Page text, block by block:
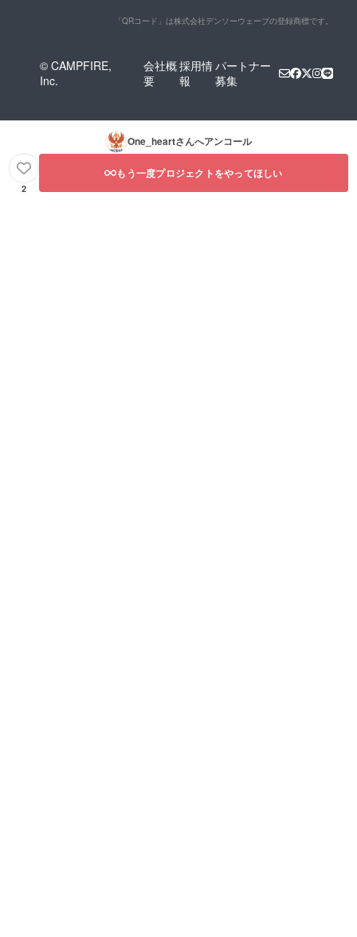
「QRコード」は株式会社デンソーウェーブの登録商標です。
© CAMPFIRE,
Inc.
会社概
要
採用情
報
パートナー
募集
One_heartさんへアンコール
2
もう一度プロジェクトをやってほしい